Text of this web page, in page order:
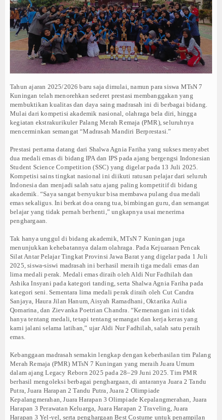
LEGALITAS
HUBUNGI KAMI
BERITA
PRESTASI
KEGIATAN
GLOBAL
GALLERY
VIDEO
FOTO
DOWNLOAD AREA
TENTANG PIP
SYARAT AJUAN PIP
PELAPORAN PIP
DOWNLOAD KARTU KIP DIGITAL
KIP DIGITAL KELAS 9
KIP DIGITAL ALUMNI
KIP DIGITAL ALUMNI 2022
KIP DIGITAL ALUMNI 2023
SISWI MTSN 7 KUNINGAN RAIH MEDALI PERUNGGU MOSAIC
MTSN 7 KUNINGAN IMPLEMENTASIKAN PROGRAM TAHSIN,
MTSN 7 KUNINGAN RAIH DUA PENGHARGAAN KPPN AWARD
MTSN 7 KUNINGAN JALIN KEMITRAAN DENGAN TIGA
MATAMUDA MTSN 7 KUNINGAN DITUTUP
TANAMKAN KESADARAN ANTI PERUNDUNGAN, MTSN 7
LUAR BIASA! PRAMUKA MTSN 7 KUNINGAN DOMINASI KSA
PKS MTSN 7 KUNINGAN BORONG PRESTASI DI DIKLAT PKS
KILAS BALIK 2 DEKADE, REUNI ALUMNI MTSN 7 KUNINGAN
SISWI MTSN 7 KUNINGAN RAIH MEDALI PERUNGGU MOSAIC
MTSN 7 KUNINGAN IMPLEMENTASIKAN PROGRAM TAHSIN,
MTSN 7 KUNINGAN RAIH DUA PENGHARGAAN KPPN AWARD
MTSN 7 KUNINGAN JALIN KEMITRAAN DENGAN TIGA
MATAMUDA MTSN 7 KUNINGAN DITUTUP
TANAMKAN KESADARAN ANTI PERUNDUNGAN, MTSN 7
CEGAH HOAKS DAN PERUNDUNGAN DARING, MTSN 7
LUAR BIASA! PRAMUKA MTSN 7 KUNINGAN DOMINASI KSA
Tahun ajaran 2025/2026 baru saja dimulai, namun para siswa MTsN 7
Kuningan telah menorehkan sederet prestasi membanggakan yang
membuktikan kualitas dan daya saing madrasah ini di berbagai bidang.
Mulai dari kompetisi akademik nasional, olahraga bela diri, hingga
kegiatan ekstrakurikuler Palang Merah Remaja (PMR), seluruhnya
mencerminkan semangat “Madrasah Mandiri Berprestasi.”
Prestasi pertama datang dari Shalwa Agnia Fariha yang sukses menyabet
dua medali emas di bidang IPA dan IPS pada ajang bergengsi Indonesian
Student Science Competition (SSC) yang digelar pada 13 Juli 2025.
Kompetisi sains tingkat nasional ini diikuti ratusan pelajar dari seluruh
Indonesia dan menjadi salah satu ajang paling kompetitif di bidang
akademik. “Saya sangat bersyukur bisa membawa pulang dua medali
emas sekaligus. Ini berkat doa orang tua, bimbingan guru, dan semangat
belajar yang tidak pernah berhenti,” ungkapnya usai menerima
penghargaan.
Tak hanya unggul di bidang akademik, MTsN 7 Kuningan juga
menunjukkan kehebatannya dalam olahraga. Pada Kejuaraan Pencak
Silat Antar Pelajar Tingkat Provinsi Jawa Barat yang digelar pada 1 Juli
2025, siswa-siswi madrasah ini berhasil meraih tiga medali emas dan
lima medali perak. Medali emas diraih oleh Aldi Nur Fadhilah dan
Ashika Insyani pada kategori tanding, serta Shalwa Agnia Fariha pada
kategori seni. Sementara lima medali perak diraih oleh Cut Candra
Sanjaya, Haura Jilan Hanum, Aisyah Ramadhani, Oktarika Aulia
Qomarina, dan Zievanka Poetrian Chandra. “Kemenangan ini tidak
hanya tentang medali, tetapi tentang semangat dan kerja keras yang
kami jalani selama latihan,” ujar Aldi Nur Fadhilah, salah satu peraih
emas.
Kebanggaan madrasah semakin lengkap dengan keberhasilan tim Palang
Merah Remaja (PMR) MTsN 7 Kuningan yang meraih Juara Umum
dalam ajang Legacy Reborn 2025 pada 28–29 Juni 2025. Tim PMR
berhasil mengoleksi berbagai penghargaan, di antaranya Juara 2 Tandu
Putra, Juara Harapan 2 Tandu Putra, Juara 2 Olimpiade
Kepalangmerahan, Juara Harapan 3 Olimpiade Kepalangmerahan, Juara
Harapan 3 Perawatan Keluarga, Juara Harapan 2 Traveling, Juara
Harapan 3 Yel-yel, serta penghargaan Best Costume untuk penampilan